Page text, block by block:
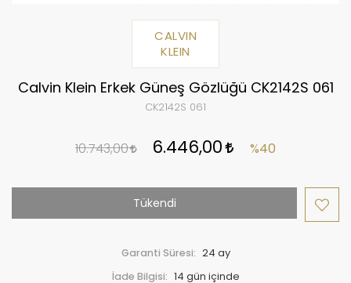
CALVIN
KLEIN
Calvin Klein Erkek Güneş Gözlüğü CK2142S 061
CK2142S 061
10.743,00 6.446,00 %40
Tükendi
Garanti Süresi: 24 ay
İade Bilgisi: